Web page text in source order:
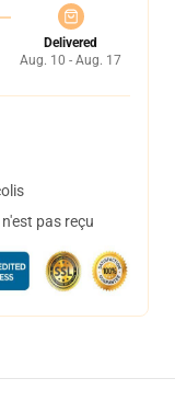
Delivered
Aug. 10 - Aug. 17
pas reçu